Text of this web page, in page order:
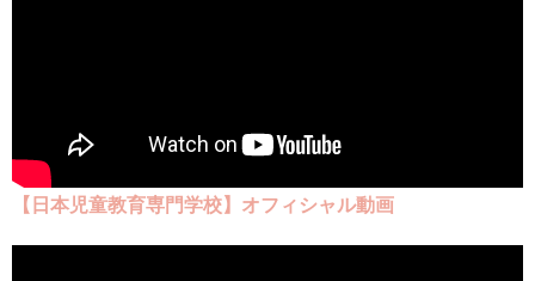
【日本児童教育専門学校】 オフィシャル動画